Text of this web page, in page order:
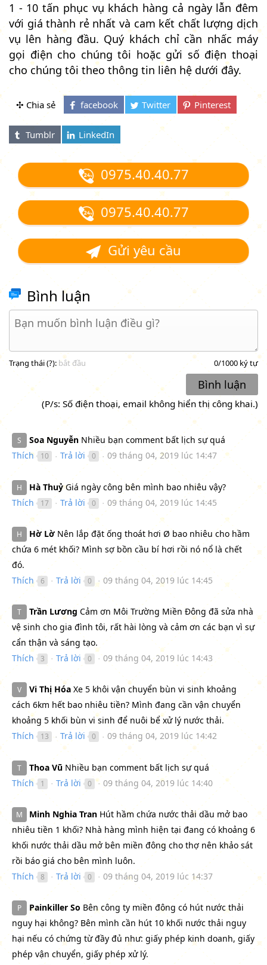
1 - 10 tấn phục vụ khách hàng cả ngày lẫn đêm
với giá thành rẻ nhất và cam kết chất lượng dịch
vụ lên hàng đầu. Quý khách chỉ cần nhấc máy
gọi điện cho chúng tôi hoặc gửi số điện thoại
cho chúng tôi theo thông tin liên hệ dưới đây.
✣ Chia sẻ
0975.40.40.77
0975.40.40.77
Gửi yêu cầu
Bình luận
Trạng thái (?): bắt đầu 0/1000 ký tự
Bình luận
(P/s: Số điện thoại, email không hiển thị công khai.)
S Soa Nguyễn Nhiều bạn comment bất lịch sự quá
Thích
10 ● Trả lời 0 ● 09 tháng 04, 2019 lúc 14:47
H Hà ThuỷGiá ngày công bên mình bao nhiêu vậy?
Thích
17 ● Trả lời 0 ● 09 tháng 04, 2019 lúc 14:45
H Hờ Lờ Nên lắp đặt ống thoát hơi Ø bao nhiêu cho hầm
chứa 6 mét khối? Mình sợ bồn cầu bí hơi rồi nó nổ là chết
đó.
Thích
6 ● Trả lời 0 ● 09 tháng 04, 2019 lúc 14:45
T Trần Lương Cảm ơn Môi Trường Miền Đông đã sửa nhà
vệ sinh cho gia đình tôi, rất hài lòng và cảm ơn các bạn vì sự
cẩn thận và sáng tạo.
Thích
3 ● Trả lời 0 ● 09 tháng 04, 2019 lúc 14:43
V Vi Thị Hóa Xe 5 khôi vận chuyển bùn vi sinh khoảng
cách 6km hết bao nhiêu tiền? Mình đang cần vận chuyển
khoảng 5 khối bùn vi sinh để nuôi bể xử lý nước thải.
Thích
13 ● Trả lời 0 ● 09 tháng 04, 2019 lúc 14:42
T Thoa Vũ Nhiều bạn comment bất lịch sự quá
Thích
1 ● Trả lời 0 ● 09 tháng 04, 2019 lúc 14:40
M Minh Nghia Tran Hút hầm chứa nước thải dầu mở bao
nhiêu tiền 1 khối? Nhà hàng mình hiện tại đang có khoảng 6
khối nước thải dầu mở bên miền đông cho thợ nên khảo sát
rồi báo giá cho bên mình luôn.
Thích
8 ● Trả lời 0 ● 09 tháng 04, 2019 lúc 14:37
P Painkiller So Bên công ty miền đông có hút nước thải
nguy hại không? Bên mình cần hút 10 khối nước thải nguy
hại nếu có chứng từ đầy đủ như: giấy phép kinh doanh, giấy
phép vận chuyển, giấy phép xử lý.